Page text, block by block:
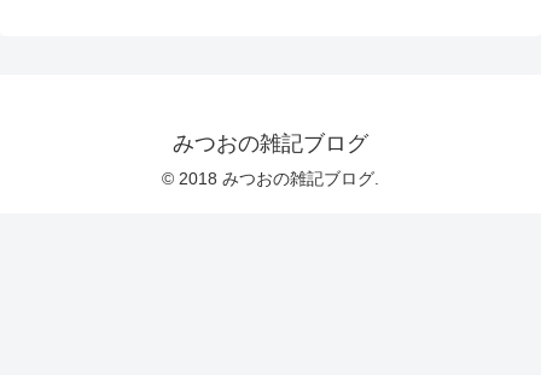
みつおの雑記ブログ
© 2018 みつおの雑記ブログ.